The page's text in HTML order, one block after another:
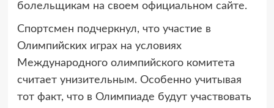
болельщикам на своем официальном сайте.
Спортсмен подчеркнул, что участие в
Олимпийских играх на условиях
Международного олимпийского комитета
считает унизительным. Особенно учитывая
тот факт, что в Олимпиаде будут участвовать